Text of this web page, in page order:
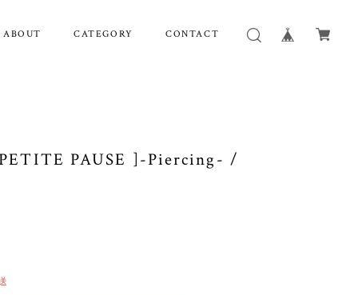
ABOUT CATEGORY CONTACT
PAUSE ]-Piercing- /